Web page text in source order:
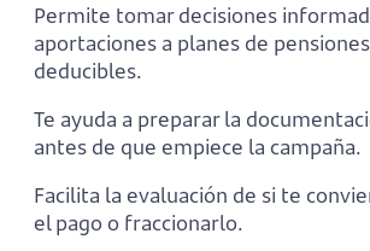
Permite tomar decisiones
aportaciones a planes de
deducibles.
Te ayuda a preparar la
antes de que empiece la campaña.
Facilita la evaluación de si te
el pago o fraccionarlo.